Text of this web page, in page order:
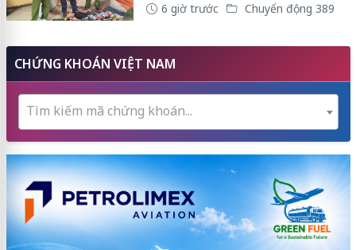
6 giờ trước Chuyển động 389
CHỨNG KHOÁN VIỆT NAM
Tìm kiếm mã chứng khoán...